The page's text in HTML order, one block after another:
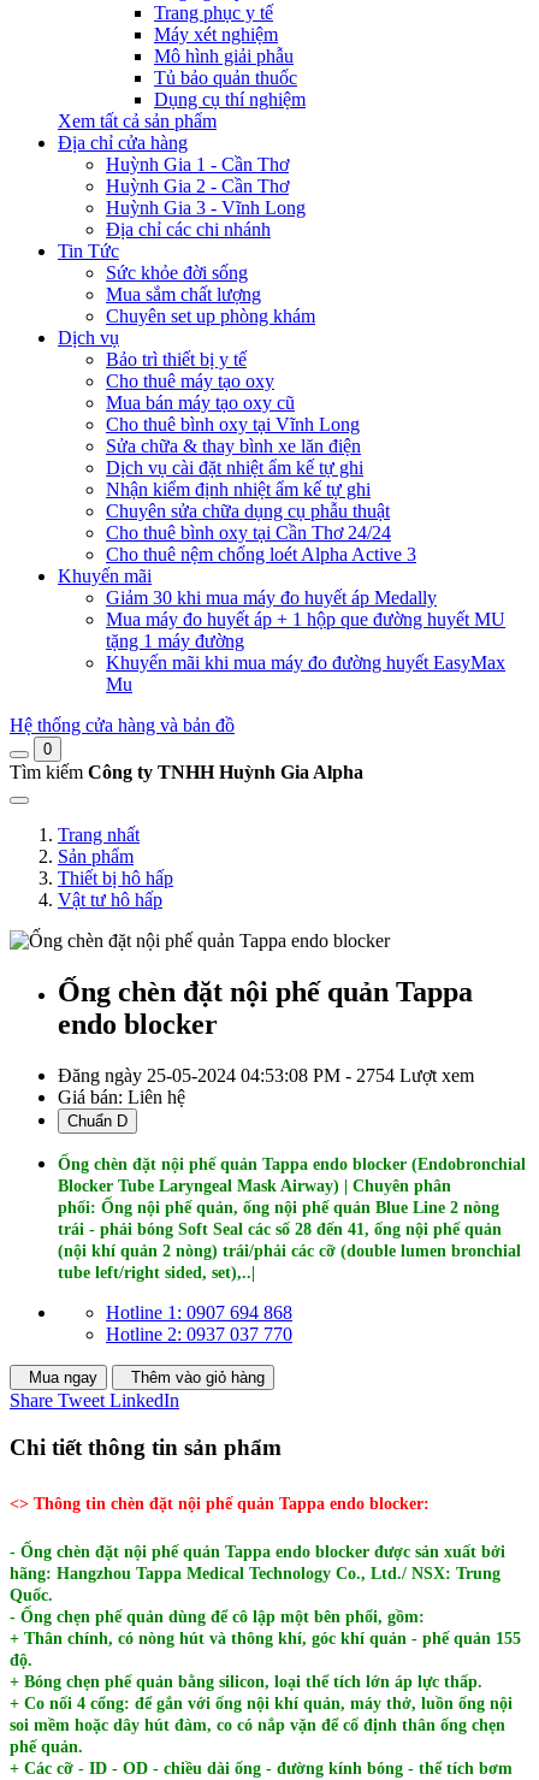
Trang phục y tế
Máy xét nghiệm
Mô hình giải phẫu
Tủ bảo quản thuốc
Dụng cụ thí nghiệm
Xem tất cả sản phẩm
Địa chỉ cửa hàng
Huỳnh Gia 1 - Cần Thơ
Huỳnh Gia 2 - Cần Thơ
Huỳnh Gia 3 - Vĩnh Long
Địa chỉ các chi nhánh
Tin Tức
Sức khỏe đời sống
Mua sắm chất lượng
Chuyên set up phòng khám
Dịch vụ
Bảo trì thiết bị y tế
Cho thuê máy tạo oxy
Mua bán máy tạo oxy cũ
Cho thuê bình oxy tại Vĩnh Long
Sửa chữa & thay bình xe lăn điện
Dịch vụ cài đặt nhiệt ẩm kế tự ghi
Nhận kiểm định nhiệt ẩm kế tự ghi
Chuyên sửa chữa dụng cụ phẫu thuật
Cho thuê bình oxy tại Cần Thơ 24/24
Cho thuê nệm chống loét Alpha Active 3
Khuyến mãi
Giảm 30 khi mua máy đo huyết áp Medally
Mua máy đo huyết áp + 1 hộp que đường huyết MU
tặng 1 máy đường
Khuyến mãi khi mua máy đo đường huyết EasyMax
Mu
Hệ thống cửa hàng và bản đồ
0
Tìm kiếm Công ty TNHH Huỳnh Gia Alpha
Trang nhất
Sản phẩm
Thiết bị hô hấp
Vật tư hô hấp
Ống chèn đặt nội phế quản Tappa
endo blocker
Đăng ngày 25-05-2024 04:53:08 PM - 2754 Lượt xem
Giá bán: Liên hệ
Chuẩn D
Ống chèn đặt nội phế quản Tappa endo blocker (Endobronchial
Blocker Tube Laryngeal Mask Airway) | Chuyên phân
phối: Ống nội phế quản, ống nội phế quản Blue Line 2 nòng
trái - phải bóng Soft Seal các số 28 đến 41, ống nội phế quản
(nội khí quản 2 nòng) trái/phải các cỡ (double lumen bronchial
tube left/right sided, set),..|
Hotline 1: 0907 694 868
Hotline 2: 0937 037 770
Mua ngay Thêm vào giỏ hàng
Share Tweet LinkedIn
Chi tiết thông tin sản phẩm
<> Thông tin chèn đặt nội phế quản Tappa endo blocker:
- Ống chèn đặt nội phế quản Tappa endo blocker được sản xuất bởi
hãng: Hangzhou Tappa Medical Technology Co., Ltd./ NSX: Trung
Quốc.
- Ống chẹn phế quản dùng để cô lập một bên phổi, gồm:
+ Thân chính, có nòng hút và thông khí, góc khí quản - phế quản 155
độ.
+ Bóng chẹn phế quản bằng silicon, loại thể tích lớn áp lực thấp.
+ Co nối 4 cổng: để gắn với ống nội khí quản, máy thở, luồn ống nội
soi mềm hoặc dây hút đàm, co có nắp vặn để cố định thân ống chẹn
phế quản.
+ Các cỡ - ID - OD - chiều dài ống - đường kính bóng - thể tích bơm